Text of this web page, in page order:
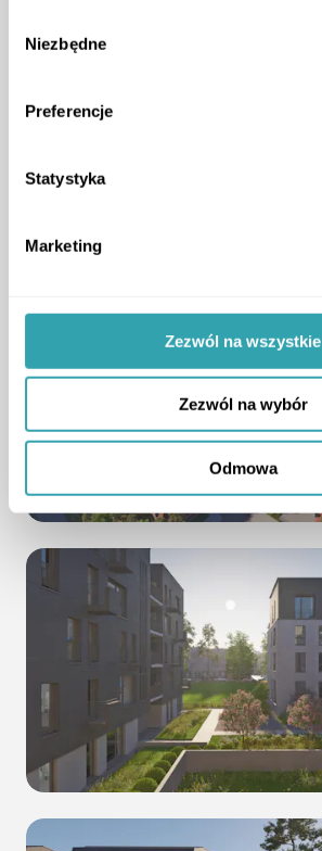
zgody
Niezbędne
Preferencje
Statystyka
Marketing
Zezwól na wszystkie
Zezwól na wybór
Odmowa